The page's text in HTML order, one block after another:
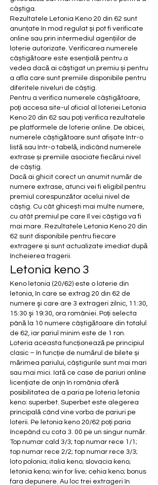
câștiga.
Rezultatele Letonia Keno 20 din 62 sunt
anunțate în mod regulat și pot fi verificate
online sau prin intermediul agențiilor de
loterie autorizate. Verificarea numerele
câștigătoare este esențială pentru a
vedea dacă ai câștigat un premiu și pentru
a afla care sunt premiile disponibile pentru
diferitele niveluri de câștig.
Pentru a verifica numerele câștigătoare,
poți accesa site-ul oficial al loteriei Letonia
Keno 20 din 62 sau poți verifica rezultatele
pe platformele de loterie online. De obicei,
numerele câștigătoare sunt afișate într-o
listă sau într-o tabelă, indicând numerele
extrase și premiile asociate fiecărui nivel
de câștig.
Dacă ai ghicit corect un anumit număr de
numere extrase, atunci vei fi eligibil pentru
premiul corespunzător acelui nivel de
câștig. Cu cât ghicești mai multe numere,
cu atât premiul pe care îl vei câștiga va fi
mai mare. Rezultatele Letonia Keno 20 din
62 sunt disponibile pentru fiecare
extragere și sunt actualizate imediat după
încheierea tragerii.
Letonia keno 3
Keno letonia (20/62) este o loterie din
letonia, în care se extrag 20 din 62 de
numere şi care are 3 extrageri zilnic, 11:30,
15:30 şi 19:30, ora româniei. Poți selecta
până la 10 numere câștigătoare din totalul
de 62, iar pariul minim este de 1 ron.
Loteria aceasta funcționează pe principiul
clasic – în funcție de numărul de bilete și
mărimea pariului, câștigurile sunt mai mari
sau mai mici. Iată ce case de pariuri online
licențiate de onjn în românia oferă
posibilitatea de a paria pe loteria letonia
keno: superbet. Superbet este alegerea
principală când vine vorba de pariuri pe
loterii. Pe letonia keno 20/62 poți paria
începând cu cota 3. 00 pe un singur număr.
Top numar cald 3/3; top numar rece 1/1;
top numar rece 2/2; top numar rece 3/3;
loto polonia; italia keno; slovacia keno;
letonia keno; win for live; cehia keno; bonus
fara depunere. Au loc trei extrageri în